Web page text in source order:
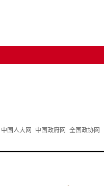
中国人大网 中国政府网 全国政协网